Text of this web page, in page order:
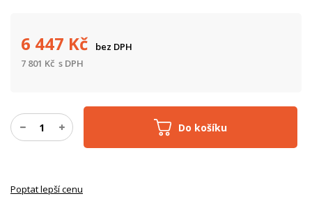
Do košíku
6 447 Kč
bez DPH
7 801 Kč s DPH
Poptat lepší cenu